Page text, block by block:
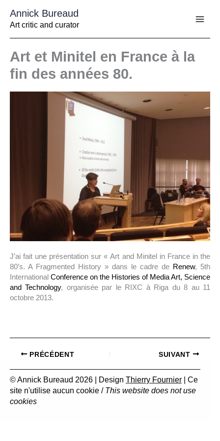
contenu
Annick Bureaud
Art critic and curator
Art et Minitel en France à la
fin des années 80.
J’ai fait une présentation sur « Art and Minitel in France in the
80’s. A Fragmented History » dans le cadre de Renew, 5th
International Conference on the Histories of Media Art, Science
and Technology, organisée par le RIXC à Riga du 8 au 11
octobre 2013.
PRÉCÉDENT SUIVANT
© Annick Bureaud 2026 | Design Thierry Fournier | Ce
site n'utilise aucun cookie / This website does not use
cookies